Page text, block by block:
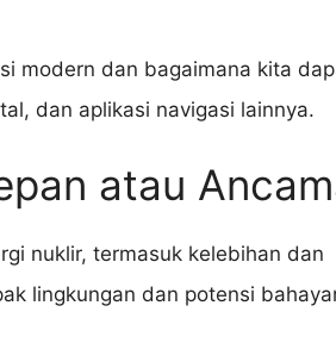
modern dan bagaimana kita
dan aplikasi navigasi lainnya.
atau
nuklir, termasuk kelebihan dan
lingkungan dan potensi